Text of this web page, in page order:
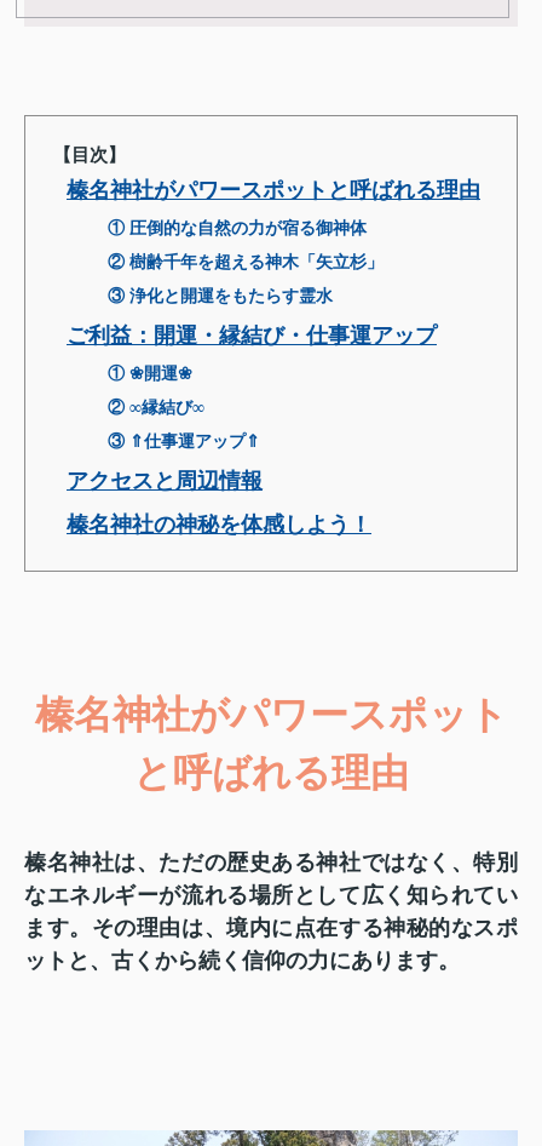
【目次】
榛名神社がパワースポットと呼ばれる理由
① 圧倒的な自然の力が宿る御神体
② 樹齢千年を超える神木「矢立杉」
③ 浄化と開運をもたらす霊水
ご利益：開運・縁結び・仕事運アップ
① ❀開運❀
② ∞縁結び∞
③ ⇑仕事運アップ⇑
アクセスと周辺情報
榛名神社の神秘を体感しよう！
榛名神社がパワースポット
と呼ばれる理由
榛名神社は、ただの歴史ある神社ではなく、特別
なエネルギーが流れる場所として広く知られてい
ます。その理由は、境内に点在する神秘的なスポ
ットと、古くから続く信仰の力にあります。